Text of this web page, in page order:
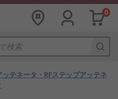
0
ッテネータ・RFステップアッテネ